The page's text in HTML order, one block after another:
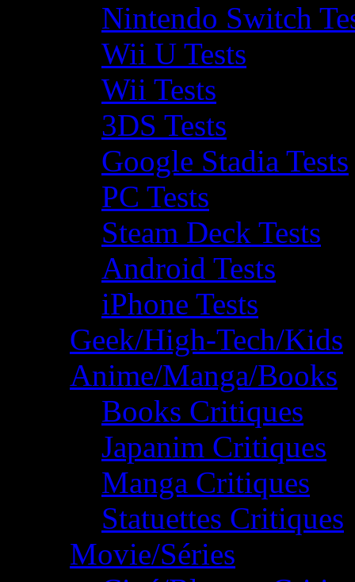
Nintendo Switch
Wii U Tests
Wii Tests
3DS Tests
Google Stadia Tests
PC Tests
Steam Deck Tests
Android Tests
iPhone Tests
Geek/High-Tech/Kids
Anime/Manga/Books
Books Critiques
Japanim Critiques
Manga Critiques
Statuettes Critiques
Movie/Séries